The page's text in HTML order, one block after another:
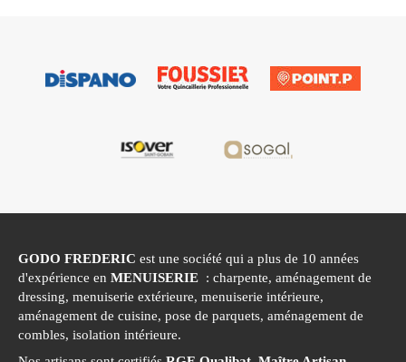
GODO FREDERIC est une société qui a plus de 10 années
d'expérience en MENUISERIE : charpente, aménagement de
dressing, menuiserie extérieure, menuiserie intérieure,
aménagement de cuisine, pose de parquets, aménagement de
combles, isolation intérieure.